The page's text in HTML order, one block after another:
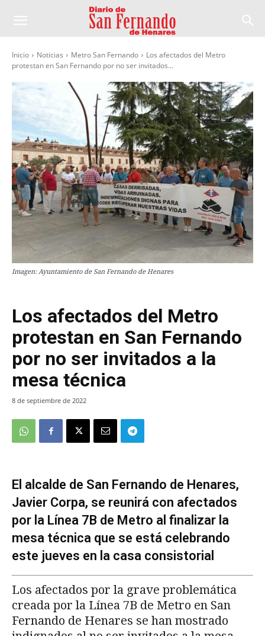
Inicio Noticias Metro San Fernando
Los afectados del Metro
protestan en San Fernando por no ser invitados...
Imagen: Ayuntamiento de San Fernando de Henares
Los afectados del Metro
protestan en San Fernando
por no ser invitados a la
mesa técnica
8 de septiembre de 2022
El alcalde de San Fernando de Henares,
Javier Corpa, se reunirá con afectados
por la Línea 7B de Metro al finalizar la
mesa técnica que se está celebrando
este jueves en la casa consistorial
Los afectados por la grave problemática
creada por la Línea 7B de Metro en San
Fernando de Henares se han mostrado